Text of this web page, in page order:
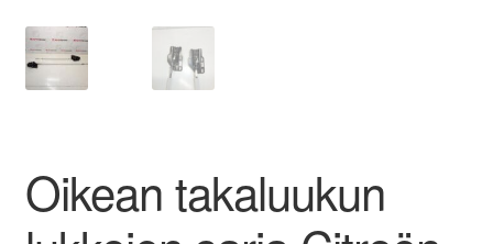
Tarkista
Valitukset
Oikean takaluukun